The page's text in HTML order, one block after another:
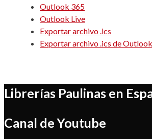
Outlook 365
Outlook Live
Exportar archivo .ics
Exportar archivo .ics de Outlook
Librerías Paulinas en
Canal de Youtube